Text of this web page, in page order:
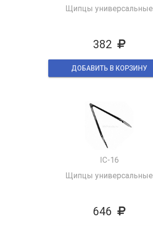
Щипцы универсальные
382
ДОБАВИТЬ В КОРЗИНУ
IC-16
Щипцы универсальные
646